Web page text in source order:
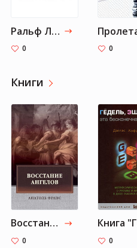
Ральф Лорен как он есть
0 0
Книги
Восстание ангелов
0 0